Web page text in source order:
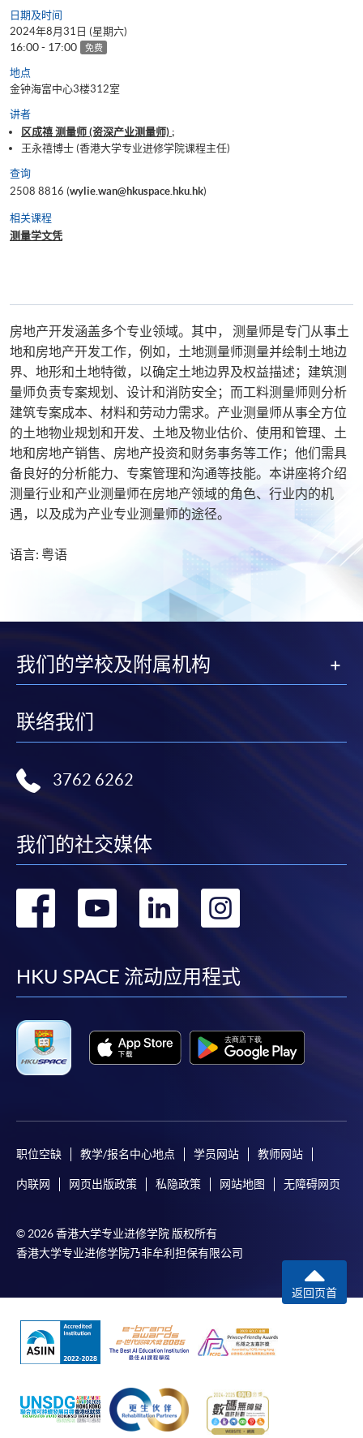
日期及时间
2024年8月31日 (星期六)
16:00 - 17:00 免费
地点
金钟海富中心3楼312室
讲者
区成禧 测量师 (资深产业测量师) ;
王永禧博士 (香港大学专业进修学院课程主任)
查询
2508 8816 (wylie.wan@hkuspace.hku.hk)
相关课程
测量学文凭
房地产开发涵盖多个专业领域。其中， 测量师是专门从事土
地和房地产开发工作，例如，土地测量师测量并绘制土地边
界、地形和土地特徵，以确定土地边界及权益描述；建筑测
量师负责专案规划、设计和消防安全；而工料测量师则分析
建筑专案成本、材料和劳动力需求。产业测量师从事全方位
的土地物业规划和开发、土地及物业估价、使用和管理、土
地和房地产销售、房地产投资和财务事务等工作；他们需具
备良好的分析能力、专案管理和沟通等技能。本讲座将介绍
测量行业和产业测量师在房地产领域的角色、行业内的机
遇，以及成为产业专业测量师的途径。
语言: 粤语
我们的学校及附属机构
联络我们
3762 6262
我们的社交媒体
转
facebook
转
youtube
转
linkedin
HKU SPACE 流动应用程式
职位空缺 教学/报名中心地点 学员网站 教师网站
内联网 网页出版政策 私隐政策 网站地图 无障碍网页
© 2026 香港大学专业进修学院 版权所有
香港大学专业进修学院乃非牟利担保有限公司
返回页首